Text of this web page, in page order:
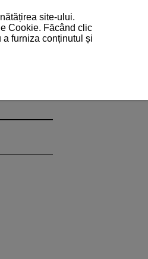
site-ului.
Cookie. Făcând clic
furniza conținutul și